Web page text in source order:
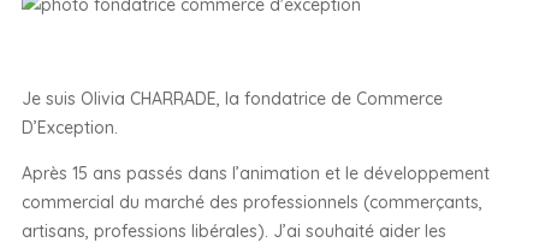
Je suis Olivia CHARRADE, la fondatrice de Commerce
D’Exception.
Après 15 ans passés dans l’animation et le développement
commercial du marché des professionnels (commerçants,
artisans, professions libérales). J’ai souhaité aider les